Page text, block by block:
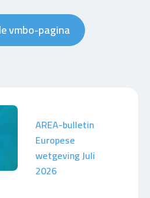
vmbo-pagina
AREA-bulletin
Europese
wetgeving Juli
2026